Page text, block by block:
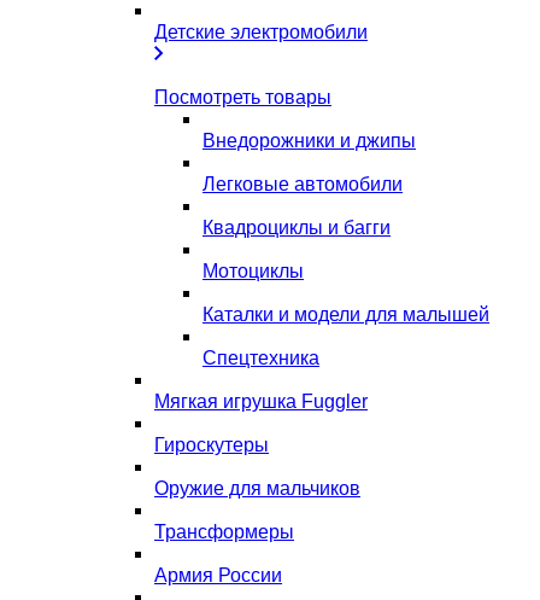
Детские электромобили
Посмотреть товары
Внедорожники и джипы
Легковые автомобили
Квадроциклы и багги
Мотоциклы
Каталки и модели для малышей
Спецтехника
Мягкая игрушка Fuggler
Гироскутеры
Оружие для мальчиков
Трансформеры
Армия России